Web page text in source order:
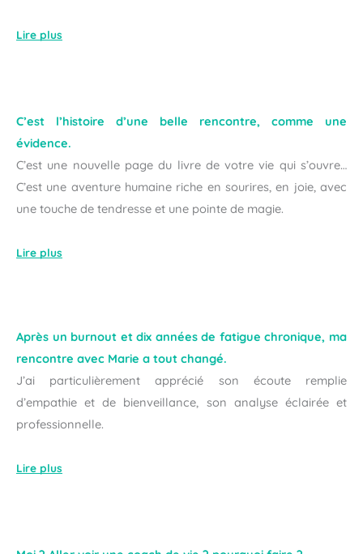
Lire plus
C’est l’histoire d’une belle rencontre, comme une
évidence.
C’est une nouvelle page du livre de votre vie qui s’ouvre…
C’est une aventure humaine riche en sourires, en joie, avec
une touche de tendresse et une pointe de magie.
Lire plus
Après un burnout et dix années de fatigue chronique, ma
rencontre avec Marie a tout changé.
J’ai particulièrement apprécié son écoute remplie
d’empathie et de bienveillance, son analyse éclairée et
professionnelle.
Lire plus